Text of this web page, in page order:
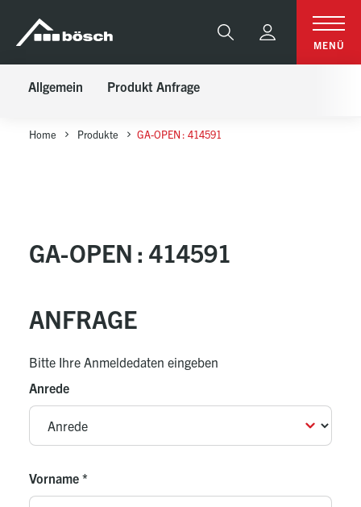
sr.skip-to.main-content
sr.skip-to.table-of-contents
sr.skip-to.main-navigation
Suche MENÜ
Allgemein Produkt Anfrage
Home Produkte GA-OPEN : 414591
GA-OPEN : 414591
ANFRAGE
Bitte Ihre Anmeldedaten eingeben
Anrede
Vorname *